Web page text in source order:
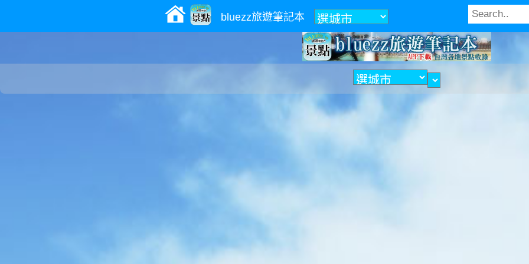
bluezz旅遊筆記本